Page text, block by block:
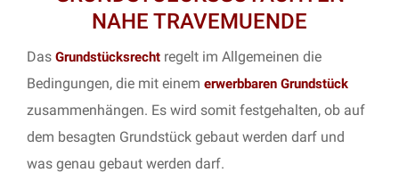
NAHE TRAVEMUENDE
Das Grundstücksrecht regelt im Allgemeinen die
Bedingungen, die mit einem erwerbbaren Grundstück
zusammenhängen. Es wird somit festgehalten, ob auf
dem besagten Grundstück gebaut werden darf und
was genau gebaut werden darf.